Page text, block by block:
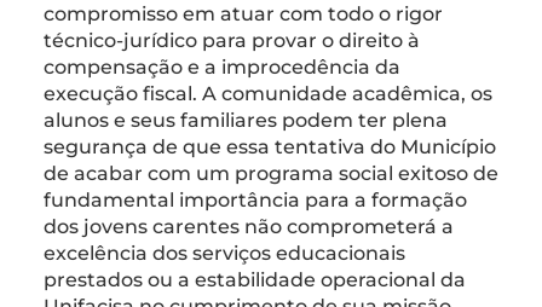
compromisso em atuar com todo o rigor
técnico-jurídico para provar o direito à
compensação e a improcedência da
execução fiscal. A comunidade acadêmica, os
alunos e seus familiares podem ter plena
segurança de que essa tentativa do Município
de acabar com um programa social exitoso de
fundamental importância para a formação
dos jovens carentes não comprometerá a
excelência dos serviços educacionais
prestados ou a estabilidade operacional da